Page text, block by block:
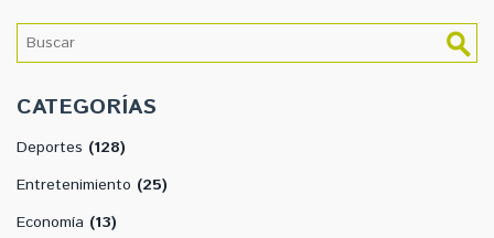
CATEGORÍAS
Deportes (128)
Entretenimiento (25)
Economía (13)